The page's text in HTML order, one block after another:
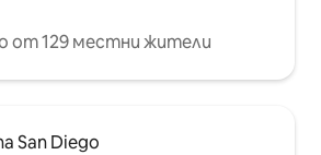
от 129 местни жители
San Diego